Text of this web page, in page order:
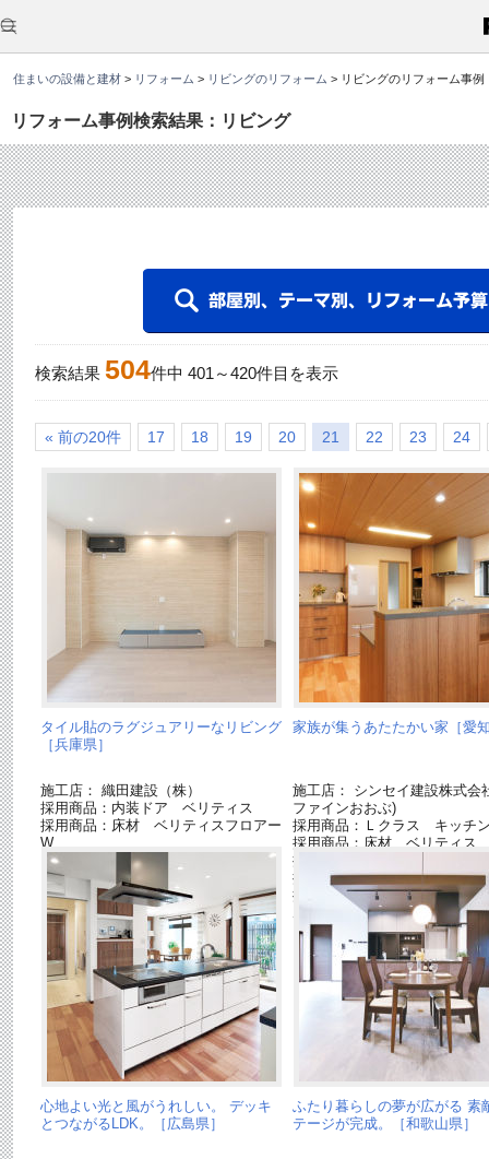
住まいの設備と建材 > リフォーム > リビングのリフォーム > リビングのリフォーム事例
リフォーム事例検索結果：リビング
こ
か
ら
文
す
検索結果 504件中 401 ～420件目を表示
« 前の20件 17 18 19 20 21 22 23 24
タイル貼のラグジュアリーなリビング
［兵庫県］
施工店： 織田建設（株）
採用商品：内装ドア ベリティス
採用商品：床材 ベリティスフロアー
W
家族が集うあたたかい家［愛
施工店： シンセイ建設株式会
ファインおおぶ)
採用商品：Ｌクラス キッチ
採用商品：床材 ベリティス
採用商品：内装ドア ベリテ
採用商品：LED照明 ダウン
採用商品：インターホン・テ
心地よい光と風がうれしい。 デッキ
とつながるLDK。［広島県］
ふたり暮らしの夢が広がる 素
テージが完成。［和歌山県］